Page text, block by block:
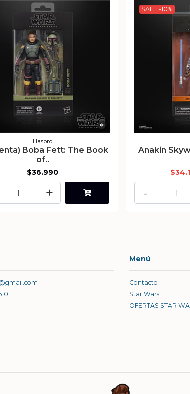
Hasbro
Boba Fett: The Book
of..
$36.990
+
SALE -10%
Anakin
-
Menú
Contacto
Star Wars
OFERTAS STAR